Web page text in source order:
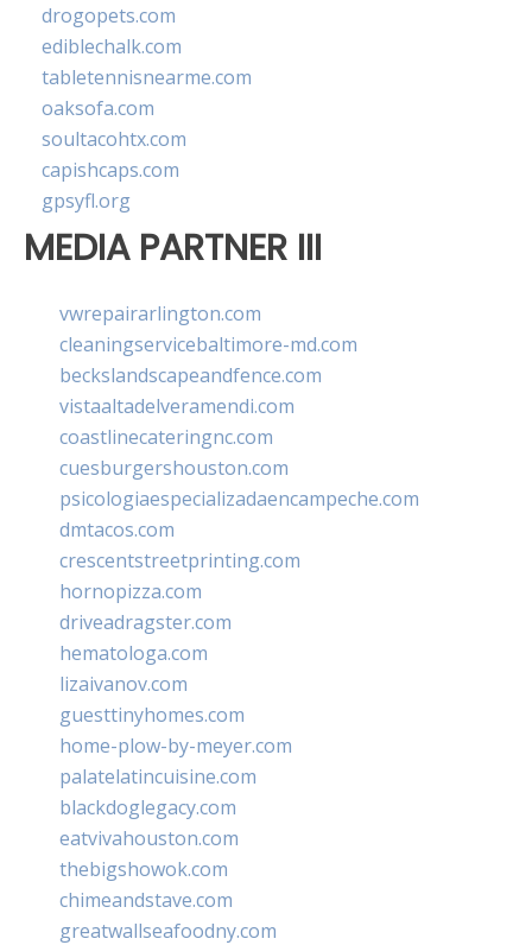
drogopets.com
ediblechalk.com
tabletennisnearme.com
oaksofa.com
soultacohtx.com
capishcaps.com
gpsyfl.org
MEDIA PARTNER III
vwrepairarlington.com
cleaningservicebaltimore-md.com
beckslandscapeandfence.com
vistaaltadelveramendi.com
coastlinecateringnc.com
cuesburgershouston.com
psicologiaespecializadaencampeche.com
dmtacos.com
crescentstreetprinting.com
hornopizza.com
driveadragster.com
hematologa.com
lizaivanov.com
guesttinyhomes.com
home-plow-by-meyer.com
palatelatincuisine.com
blackdoglegacy.com
eatvivahouston.com
thebigshowok.com
chimeandstave.com
greatwallseafoodny.com